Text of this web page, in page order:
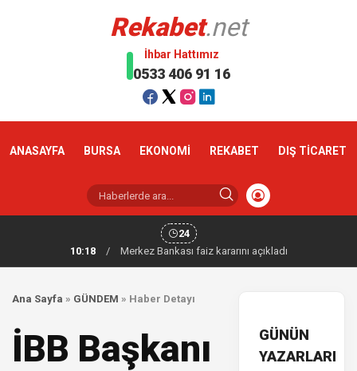
Rekabet.net
İhbar Hattımız
0533 406 91 16
ANASAYFA BURSA EKONOMİ REKABET DIŞ TİCARET
24
10:18
/ Altın haftaya yükselişle başladı
Ana Sayfa » GÜNDEM » Haber Detayı
İBB Başkanı
GÜNÜN
YAZARLARI